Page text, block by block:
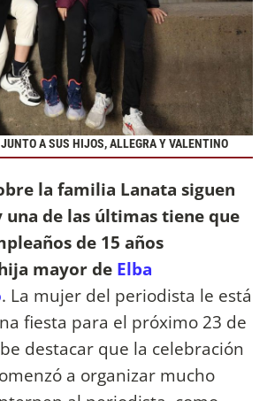
A SUS HIJOS, ALLEGRA Y VALENTINO
la familia Lanata siguen
una de las últimas tiene que
de 15 años
mayor de Elba
. La mujer del periodista le está
fiesta para el próximo 23 de
destacar que la celebración
a organizar mucho